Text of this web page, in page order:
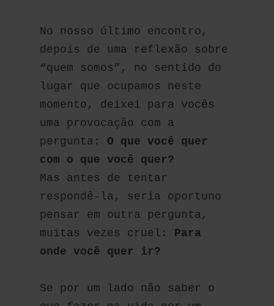
No nosso último encontro,
depois de uma reflexão sobre
“quem somos”, no sentido do
lugar que ocupamos neste
momento, deixei para vocês
uma provocação com a
pergunta: O que você quer
com o que você quer?
Mas antes de tentar
respondê-la, seria oportuno
pensar em outra pergunta,
muitas vezes cruel: Para
onde você quer ir?
Se por um lado não saber o